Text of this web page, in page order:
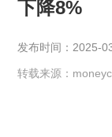
下降8%
发布时间：2025-
转载来源：